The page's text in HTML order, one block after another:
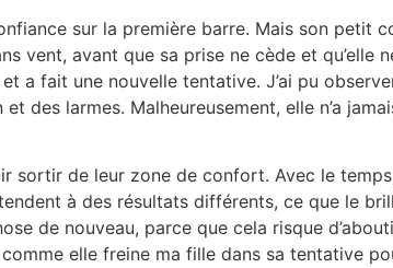
sur la première barre. Mais son petit
vent, avant que sa prise ne cède et qu’elle
a fait une nouvelle tentative. J’ai pu
des larmes. Malheureusement, elle n’a
sortir de leur zone de confort. Avec le
à des résultats différents, ce que le
de nouveau, parce que cela risque
elle freine ma fille dans sa tentative